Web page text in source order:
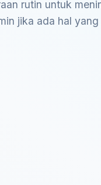
rutin untuk
jika ada hal